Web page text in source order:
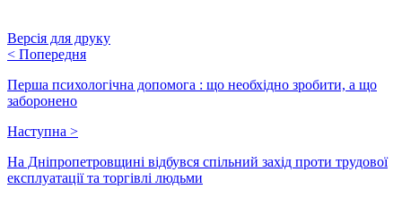
Версія для друку
< Попередня
Перша психологічна допомога : що необхідно зробити, а що
заборонено
Наступна >
На Дніпропетровщині відбувся спільний захід проти трудової
експлуатації та торгівлі людьми